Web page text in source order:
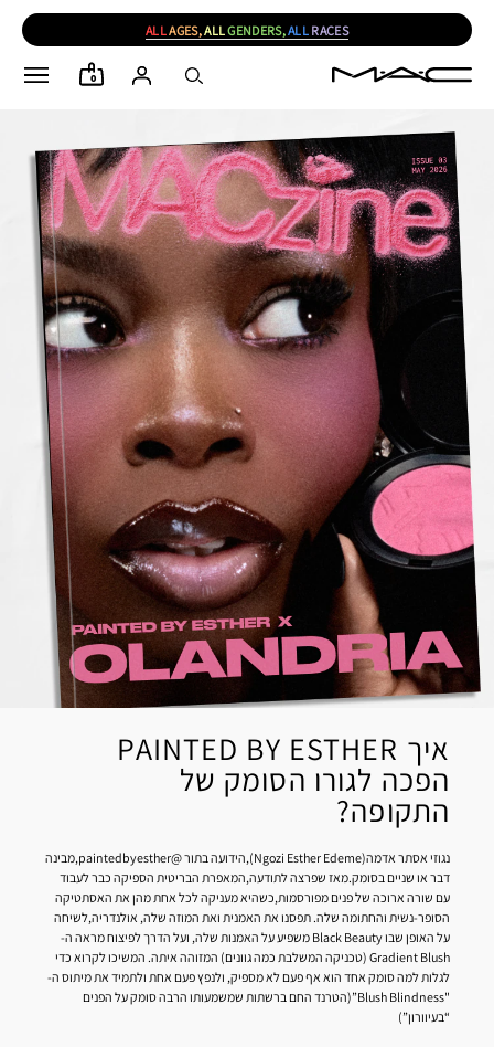
ALLAGES,ALLGENDERS,ALL RACES
0
איך PAINTED BY ESTHER
הפכה לגורו הסומק של
התקופה?
נגוזי אסתר אדמה(Ngozi Esther Edeme),הידועה בתור @paintedbyesther,מבינה
דבר או שניים בסומק.מאז שפרצה לתודעה,המאפרת הבריטית הספיקה כבר לעבוד
עם שורה ארוכה של פנים מפורסמות,כשהיא מעניקה לכל אחת מהן את האסתטיקה
הסופר-נשית והחתומה שלה. תפסנו את האמנית ואת המוזה שלה, אולנדריה,לשיחה
על האופן שבו Black Beauty משפיע על האמנות שלה, ועל הדרך לפיצוח מראה ה-
Gradient Blush (טכניקה המשלבת כמה גוונים) המזוהה איתה. המשיכו לקרוא כדי
לגלות למה סומק אחד הוא אף פעם לא מספיק, ולנפץ פעם אחת ולתמיד את מיתוס ה-
"Blush Blindness”(הטרנד החם ברשתות שמשמעותו הרבה סומק על הפנים
“בעיוורון”)